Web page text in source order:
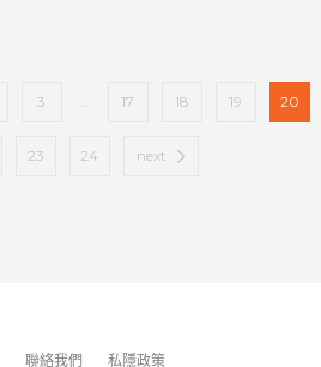
3 ... 17 18 19 20
23 24 next
聯絡我們 私隱政策